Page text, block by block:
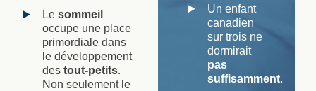
Un enfant
canadien
sur trois ne
dormirait
pas
suffisamment.
Le sommeil
occupe une place
primordiale dans
le développement
des tout-petits.
Non seulement le